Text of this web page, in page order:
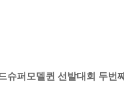
슈퍼모델퀸 선발대회 두번